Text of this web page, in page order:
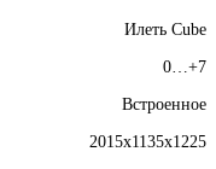
Илеть Cube
0…+7
Встроенное
2015x1135x1225